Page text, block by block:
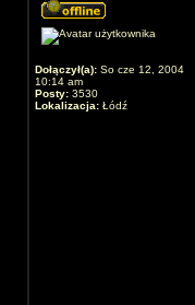
Dołączył(a): So cze 12, 2004
10:14 am
Posty: 3530
Lokalizacja: Łódź